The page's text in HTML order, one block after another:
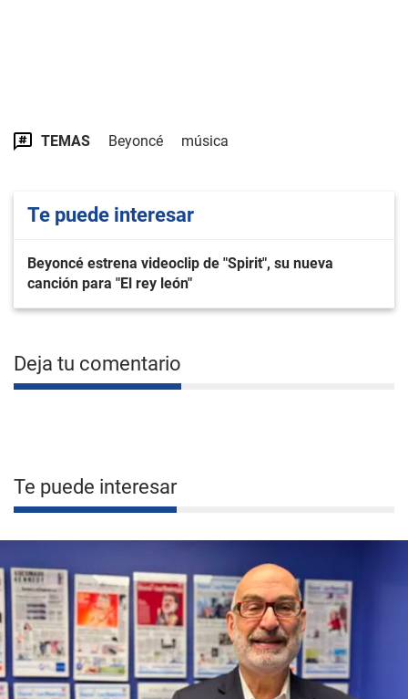
TEMAS Beyoncé música
Te puede interesar
Beyoncé estrena videoclip de "Spirit", su nueva
canción para "El rey león"
Deja tu comentario
Te puede interesar